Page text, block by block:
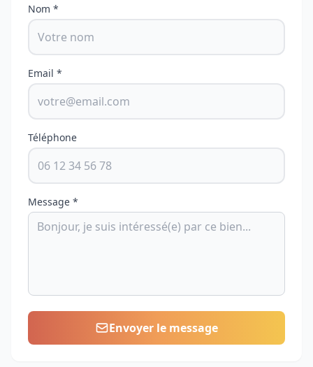
Nom *
Email *
Téléphone
Message *
Envoyer le message